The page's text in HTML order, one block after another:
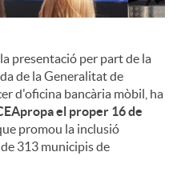
la presentació per part de la
de la Generalitat de
d'oficina bancària mòbil, ha
el proper 16 de
promou la inclusió
313 municipis de